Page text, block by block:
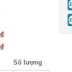
Số lượng